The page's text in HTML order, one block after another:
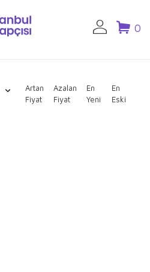
0
Artan
Fiyat
Azalan
Fiyat
En
Yeni
En
Eski